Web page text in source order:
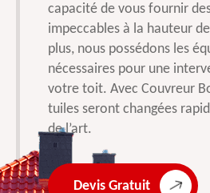
capacité de vous fournir
impeccables à la hauteur
plus, nous possédons les
nécessaires pour une
votre toit. Avec Couvreur
tuiles seront changées
de l’art.
Devis Gratuit